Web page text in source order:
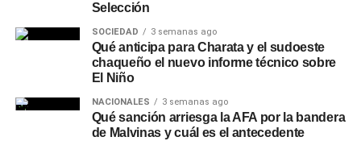
Selección
SOCIEDAD 3 semanas ago
Qué anticipa para Charata y el sudoeste
chaqueño el nuevo informe técnico sobre
El Niño
NACIONALES 3 semanas ago
Qué sanción arriesga la AFA por la bandera
de Malvinas y cuál es el antecedente